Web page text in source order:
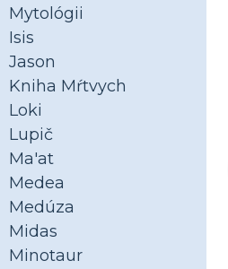
Mytológii
Isis
Jason
Kniha Mŕtvych
Loki
Lupič
Ma'at
Medea
Medúza
Midas
Minotaur